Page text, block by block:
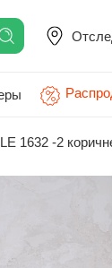
1632 -2